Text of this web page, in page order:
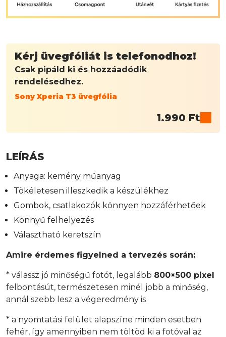
Kérj üvegfóliát is telefonodhoz!
Csak pipáld ki és hozzáadódik
rendelésedhez.
Sony Xperia T3 üvegfólia
1.990 Ft
LEÍRÁS
Anyaga: kemény műanyag
Tökéletesen illeszkedik a készülékhez
Gombok, csatlakozók könnyen hozzáférhetőek
Könnyű felhelyezés
Választható keretszín
Amire érdemes figyelned a tervezés során:
* válassz jó minőségű fotót, legalább 800×500 pixel
felbontásút, természetesen minél jobb a minőség,
annál szebb lesz a végeredmény is
* a nyomtatási felület alapszíne minden esetben
fehér, így amennyiben nem töltöd ki a fotóval az